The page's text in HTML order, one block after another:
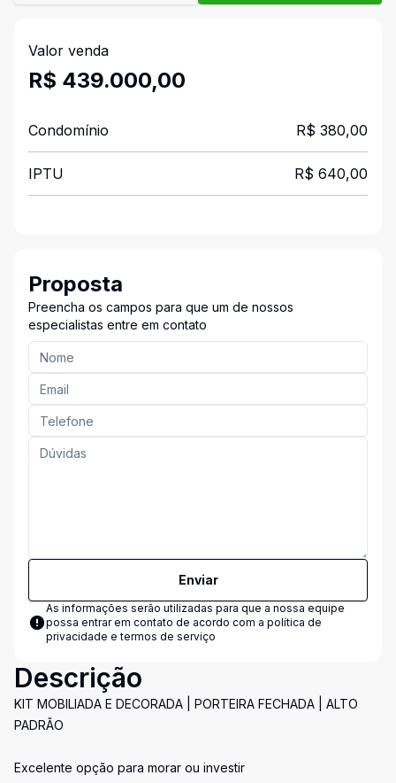
Valor venda
R$ 439.000,00
Condomínio R$ 380,00
IPTU R$ 640,00
Proposta
Preencha os campos para que um de nossos
especialistas entre em contato
Enviar
As informações serão utilizadas para que a nossa equipe
possa entrar em contato de acordo com a política de
privacidade e termos de serviço
Descrição
KIT MOBILIADA E DECORADA | PORTEIRA FECHADA | ALTO
PADRÃO
Excelente opção para morar ou investir